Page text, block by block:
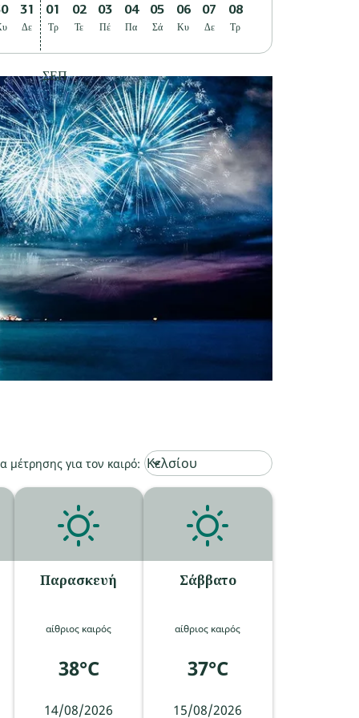
31
Δε
01
Τρ
ΣΕΠ
02
Τε
03
Πέ
04
Πα
05
Σά
06
Κυ
07
Δε
08
Τρ
μέτρησης για τον καιρό: Weather unit option Κελσίου Selected
Κελσίου
keyboard_arrow_down
Παρασκευή
αίθριος καιρός
38°C
14/08/2026
Σάββατο
αίθριος καιρός
37°C
15/08/2026